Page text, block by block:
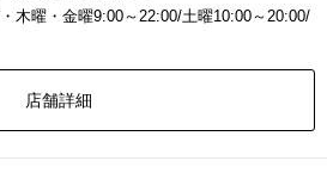
木曜・金曜9:00～22:00/土曜10:00～20:00/
店舗詳細